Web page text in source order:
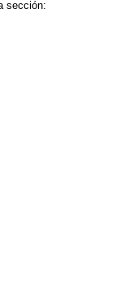
sección: